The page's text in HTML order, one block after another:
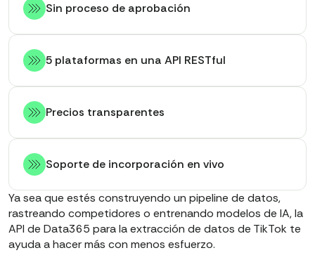
Sin proceso de aprobación
5 plataformas en una API RESTful
Precios transparentes
Soporte de incorporación en vivo
Ya sea que estés construyendo un pipeline de datos,
rastreando competidores o entrenando modelos de IA, la
API de Data365 para la extracción de datos de TikTok te
ayuda a hacer más con menos esfuerzo.